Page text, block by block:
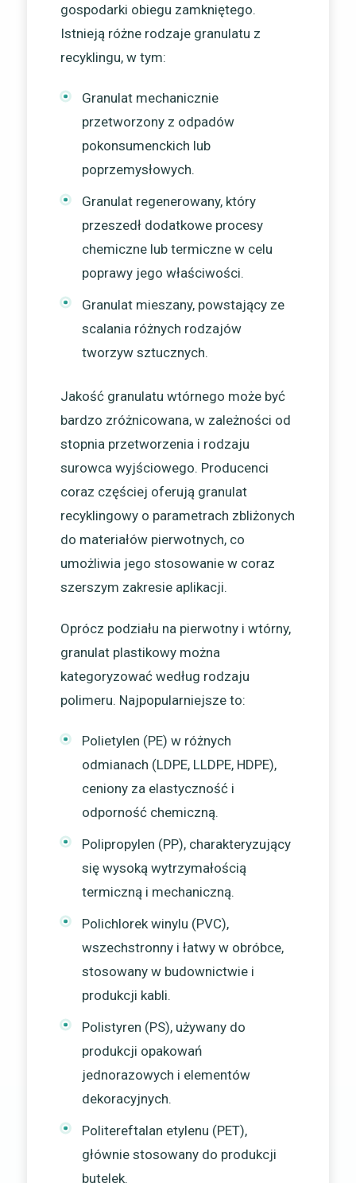
gospodarki obiegu zamkniętego.
Istnieją różne rodzaje granulatu z
recyklingu, w tym:
Granulat mechanicznie
przetworzony z odpadów
pokonsumenckich lub
poprzemysłowych.
Granulat regenerowany, który
przeszedł dodatkowe procesy
chemiczne lub termiczne w celu
poprawy jego właściwości.
Granulat mieszany, powstający ze
scalania różnych rodzajów
tworzyw sztucznych.
Jakość granulatu wtórnego może być
bardzo zróżnicowana, w zależności od
stopnia przetworzenia i rodzaju
surowca wyjściowego. Producenci
coraz częściej oferują granulat
recyklingowy o parametrach zbliżonych
do materiałów pierwotnych, co
umożliwia jego stosowanie w coraz
szerszym zakresie aplikacji.
Oprócz podziału na pierwotny i wtórny,
granulat plastikowy można
kategoryzować według rodzaju
polimeru. Najpopularniejsze to:
Polietylen (PE) w różnych
odmianach (LDPE, LLDPE, HDPE),
ceniony za elastyczność i
odporność chemiczną.
Polipropylen (PP), charakteryzujący
się wysoką wytrzymałością
termiczną i mechaniczną.
Polichlorek winylu (PVC),
wszechstronny i łatwy w obróbce,
stosowany w budownictwie i
produkcji kabli.
Polistyren (PS), używany do
produkcji opakowań
jednorazowych i elementów
dekoracyjnych.
Politereftalan etylenu (PET),
głównie stosowany do produkcji
butelek.